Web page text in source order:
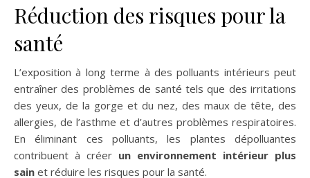
Réduction des risques pour la
santé
L’exposition à long terme à des polluants intérieurs peut
entraîner des problèmes de santé tels que des irritations
des yeux, de la gorge et du nez, des maux de tête, des
allergies, de l’asthme et d’autres problèmes respiratoires.
En éliminant ces polluants, les plantes dépolluantes
contribuent à créer un environnement intérieur plus
sain et réduire les risques pour la santé.